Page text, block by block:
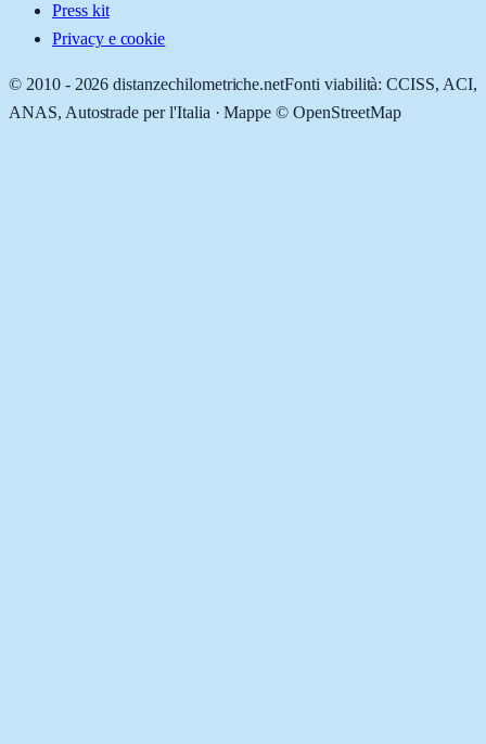
Press kit
Privacy e cookie
© 2010 - 2026 distanzechilometriche.netFonti viabilità: CCISS, ACI,
ANAS, Autostrade per l'Italia · Mappe © OpenStreetMap